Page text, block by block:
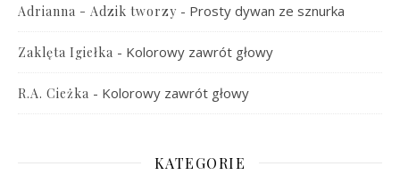
Adrianna - Adzik tworzy - Prosty dywan ze sznurka
Zaklęta Igiełka - Kolorowy zawrót głowy
R.A. Cieżka - Kolorowy zawrót głowy
KATEGORIE